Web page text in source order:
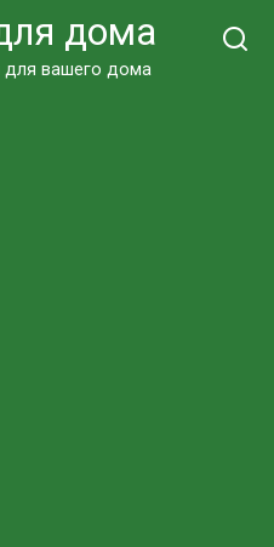
дома
для вашего дома